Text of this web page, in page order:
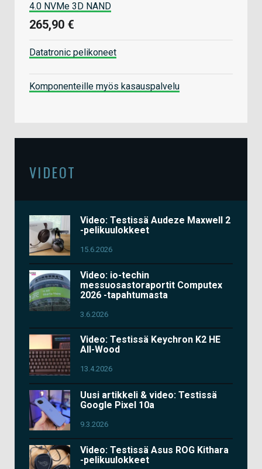
4.0 NVMe 3D NAND
265,90 €
Datatronic pelikoneet
Komponenteille myös kasauspalvelu
VIDEOT
Video: Testissä Audeze Maxwell 2
-pelikuulokkeet
15.6.2026
Video: io-techin
messuosastoraportit Computex
2026 -tapahtumasta
3.6.2026
Video: Testissä Keychron K2 HE
All-Wood
13.4.2026
Uusi artikkeli & video: Testissä
Google Pixel 10a
9.3.2026
Video: Testissä Asus ROG Kithara
-pelikuulokkeet